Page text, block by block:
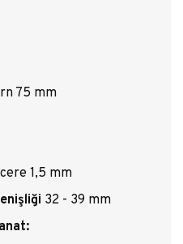
75 mm
1,5 mm
32 - 39 mm